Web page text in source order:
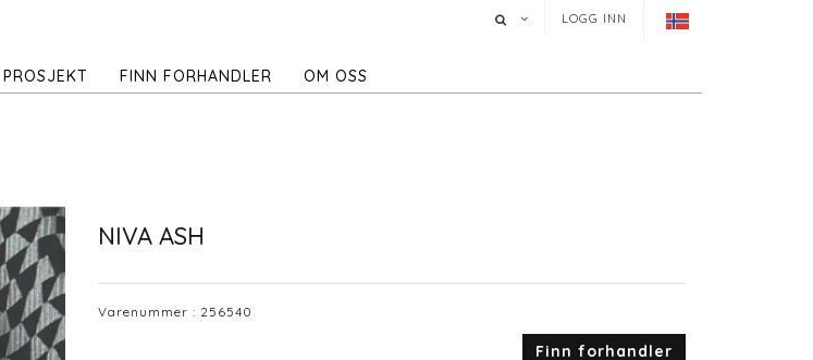
LOGG INN
PROSJEKT FINN FORHANDLER OM OSS
NIVA ASH
Varenummer : 256540
Finn forhandler